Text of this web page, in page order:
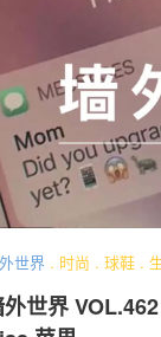
世界 . 时尚 . 球鞋 .
世界